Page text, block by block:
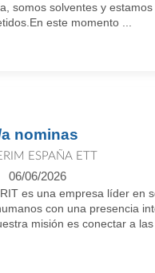
somos solventes y estamos
este momento ...
nominas
ESPAÑA ETT
06/06/2026
es una empresa líder en
con una presencia
misión es conectar a